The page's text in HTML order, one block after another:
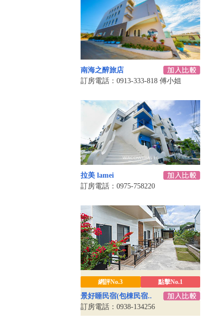
南海之醉旅店
訂房電話：0913-333-818 傅小姐
拉美 lamei
訂房電話：0975-758220
網評No.3 點擊No.1
景好睡民宿(包棟民宿..
訂房電話：0938-134256